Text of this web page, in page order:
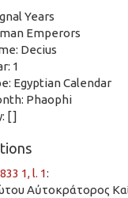
Years
Emperors
Decius
1
Egyptian Calendar
Phaophi
[ ]
1, l. 1:
Αὐτοκράτορος